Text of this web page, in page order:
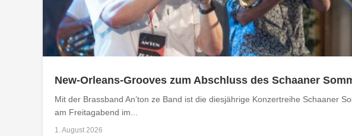
New-Orleans-Grooves zum Abschluss des Schaaner
Mit der Brassband An’ton ze Band ist die diesjährige Konzertreihe Schaaner
am Freitagabend im...
1. August 2026